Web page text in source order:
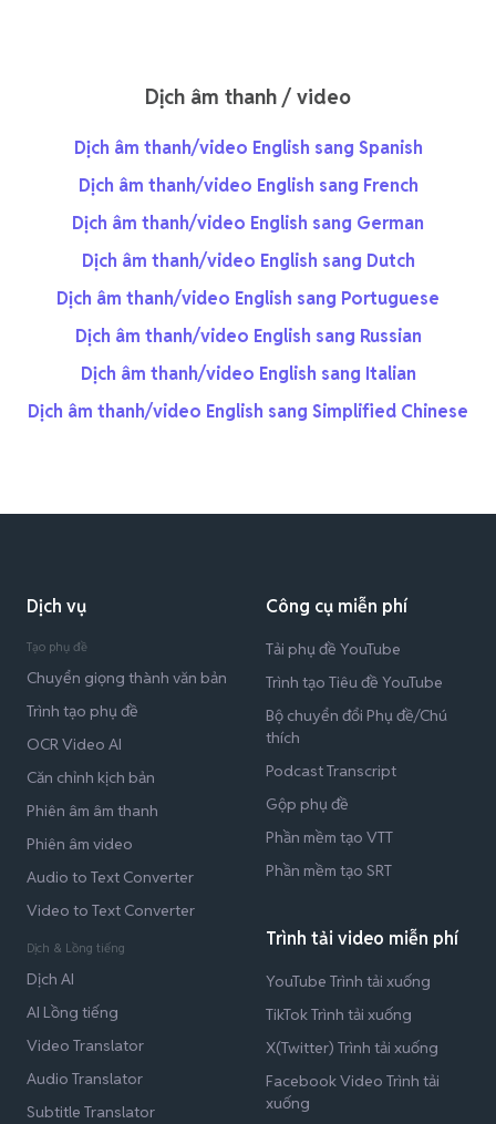
Dịch âm thanh / video
Dịch âm thanh/video English sang Spanish
Dịch âm thanh/video English sang French
Dịch âm thanh/video English sang German
Dịch âm thanh/video English sang Dutch
Dịch âm thanh/video English sang Portuguese
Dịch âm thanh/video English sang Russian
Dịch âm thanh/video English sang Italian
Dịch âm thanh/video English sang Simplified Chinese
Dịch vụ
Tạo phụ đề
Chuyển giọng thành văn bản
Trình tạo phụ đề
OCR Video AI
Căn chỉnh kịch bản
Phiên âm âm thanh
Phiên âm video
Audio to Text Converter
Video to Text Converter
Dịch & Lồng tiếng
Dịch AI
AI Lồng tiếng
Video Translator
Audio Translator
Subtitle Translator
Công cụ miễn phí
Tải phụ đề YouTube
Trình tạo Tiêu đề YouTube
Bộ chuyển đổi Phụ đề/Chú
thích
Podcast Transcript
Gộp phụ đề
Phần mềm tạo VTT
Phần mềm tạo SRT
Trình tải video miễn phí
YouTube Trình tải xuống
TikTok Trình tải xuống
X(Twitter) Trình tải xuống
Facebook Video Trình tải
xuống